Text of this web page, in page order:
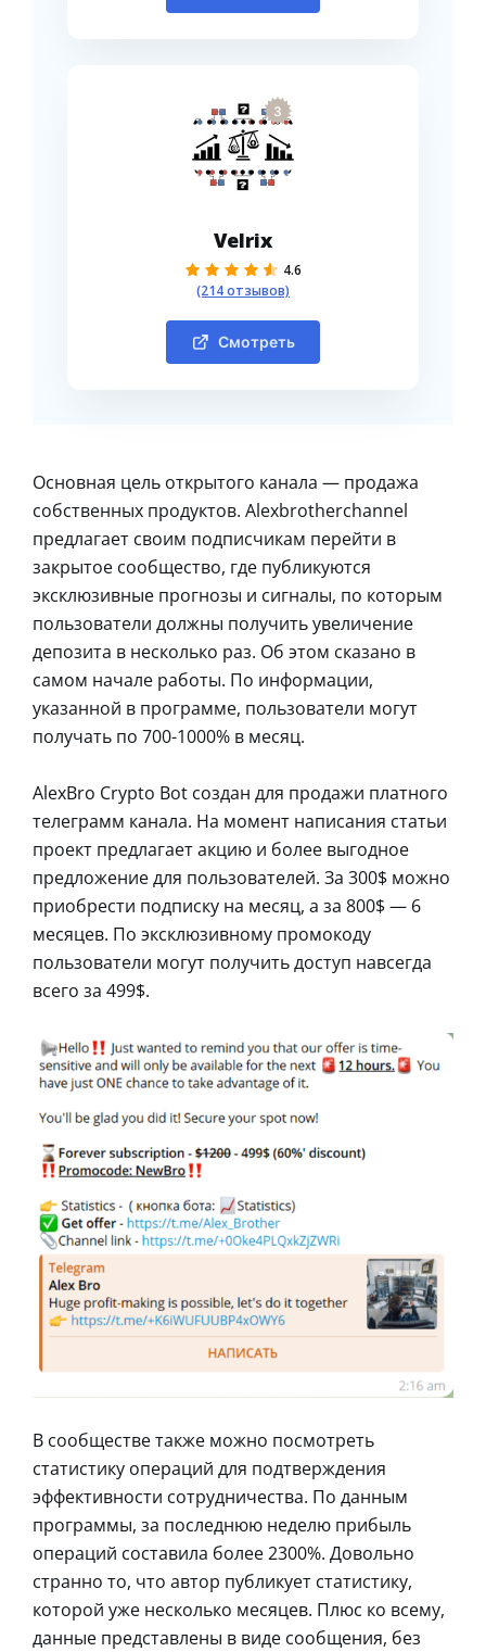
3
Velrix
4.6
(214 отзывов)
Смотреть
Основная цель открытого канала — продажа
собственных продуктов. Alexbrotherchannel
предлагает своим подписчикам перейти в
закрытое сообщество, где публикуются
эксклюзивные прогнозы и сигналы, по которым
пользователи должны получить увеличение
депозита в несколько раз. Об этом сказано в
самом начале работы. По информации,
указанной в программе, пользователи могут
получать по 700-1000% в месяц.
AlexBro Crypto Bot создан для продажи платного
телеграмм канала. На момент написания статьи
проект предлагает акцию и более выгодное
предложение для пользователей. За 300$ можно
приобрести подписку на месяц, а за 800$ — 6
месяцев. По эксклюзивному промокоду
пользователи могут получить доступ навсегда
всего за 499$.
В сообществе также можно посмотреть
статистику операций для подтверждения
эффективности сотрудничества. По данным
программы, за последнюю неделю прибыль
операций составила более 2300%. Довольно
странно то, что автор публикует статистику,
которой уже несколько месяцев. Плюс ко всему,
данные представлены в виде сообщения, без